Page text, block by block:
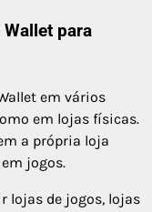
para
em vários
em lojas físicas.
a própria loja
jogos.
lojas de jogos, lojas